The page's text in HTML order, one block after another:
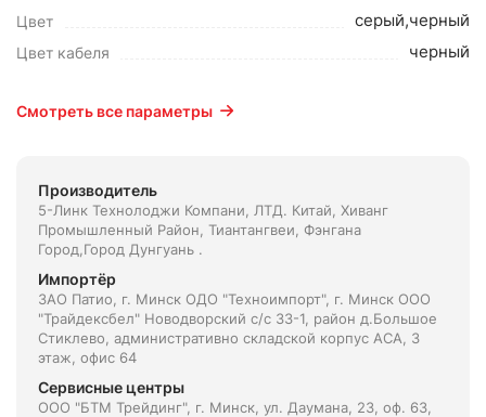
Цвет серый,черный
Цвет кабеля черный
Смотреть все параметры
Производитель
5-Линк Технолоджи Компани, ЛТД. Китай, Xиванг
Промышленный Район, Тиантангвеи, Фэнгана
Город,Город Дунгуань .
Импортёр
ЗАО Патио, г. Минск ОДО "Техноимпорт", г. Минск ООО
"Трайдексбел" Новодворский с/с 33-1, район д.Большое
Стиклево, административно складской корпус АСА, 3
этаж, офис 64
Сервисные центры
ООО "БТМ Трейдинг", г. Минск, ул. Даумана, 23, оф. 63,